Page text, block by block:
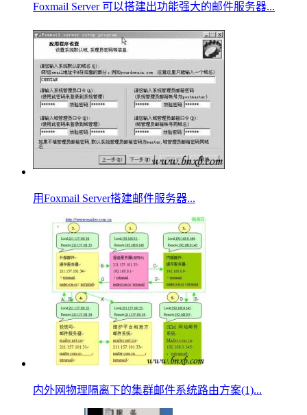
Foxmail Server 可以搭建出功能强大的邮件服务器...
用Foxmail Server搭建邮件服务器...
内外网物理隔离下的集群邮件系统路由方案(1)...